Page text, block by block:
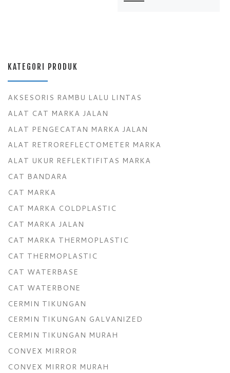
KATEGORI PRODUK
AKSESORIS RAMBU LALU LINTAS
ALAT CAT MARKA JALAN
ALAT PENGECATAN MARKA JALAN
ALAT RETROREFLECTOMETER MARKA
ALAT UKUR REFLEKTIFITAS MARKA
CAT BANDARA
CAT MARKA
CAT MARKA COLDPLASTIC
CAT MARKA JALAN
CAT MARKA THERMOPLASTIC
CAT THERMOPLASTIC
CAT WATERBASE
CAT WATERBONE
CERMIN TIKUNGAN
CERMIN TIKUNGAN GALVANIZED
CERMIN TIKUNGAN MURAH
CONVEX MIRROR
CONVEX MIRROR MURAH